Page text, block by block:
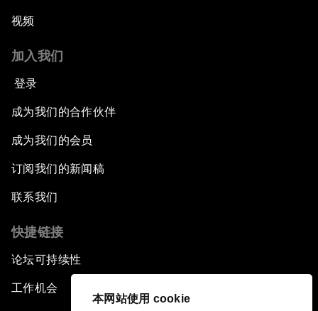
本网站使用 cookie
视频
加入我们
登录
成为我们的合作伙伴
成为我们的会员
订阅我们的新闻稿
联系我们
快捷链接
论坛可持续性
工作机会